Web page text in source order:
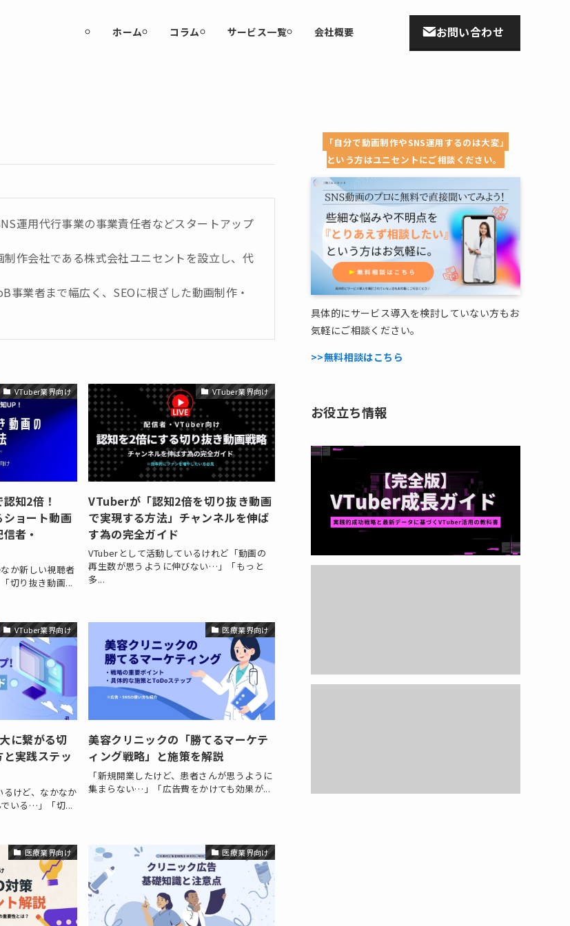
ホーム コラム サービス一覧 会社概要 お問い合わせ
運用代行事業の事業責任者などスタートアップ
作会社である株式会社ユニセントを設立し、代
業者まで幅広く、SEOに根ざした動画制作・
VTuber業界向け
知2倍！
ショート動画
者・
か新しい視聴者
切り抜き動画...
VTuber業界向け
VTuberが「認知2倍を切り抜き動画
で実現する方法」チャンネルを伸ば
す為の完全ガイド
VTuberとして活動しているけれど「動画の
再生数が思うように伸びない…」「もっと
多...
VTuber業界向け
に繋がる切
実践ステッ
るけど、なかなか
いる…」「切...
医療業界向け
美容クリニックの「勝てるマーケテ
ィング戦略」と施策を解説
「新規開業したけど、患者さんが思うように
集まらない…」「広告費をかけても効果が...
医療業界向け 医療業界向け
「自分で動画制作やSNS運用するのは大変」
という方はユニセントにご相談ください。
具体的にサービス導入を検討していない方もお
気軽にご相談ください。
>>無料相談はこちら
お役立ち情報